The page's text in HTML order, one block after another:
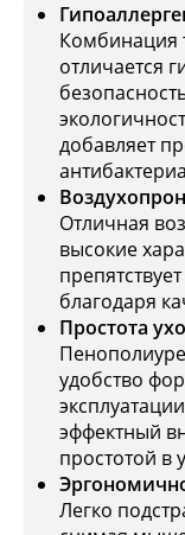
Комбинация
отличается
добавляет
Отличная
высокие
благодаря
Простота
удобство
эффектный
простотой в
Легко